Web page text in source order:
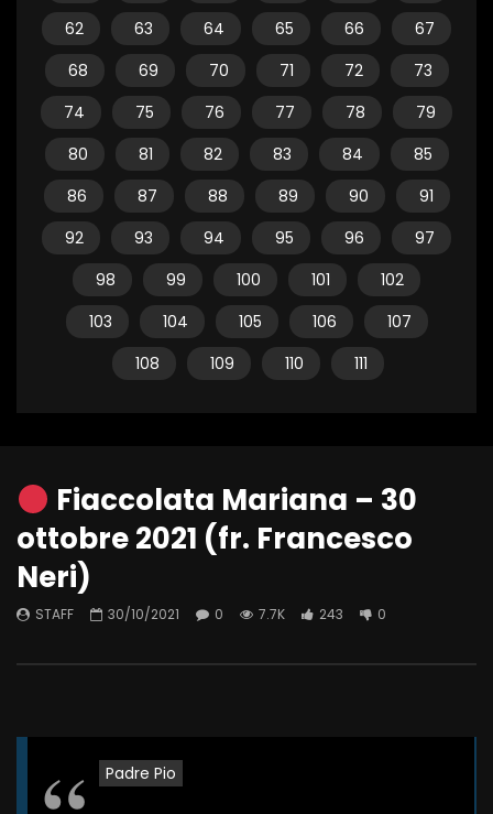
62
63 64 65 66
67
68
69 70 71 72
73
74
75 76 77 78
79
80
81 82 83 84
85
86
87 88 89 90
91
92
93 94 95 96
97
98
99 100 101
102
103
104 105 106
107
108
109 110 111
Fiaccolata Mariana – 30
ottobre 2021 (fr. Francesco
Neri)
STAFF 30/10/2021 0 7.7K 243 0
Padre Pio